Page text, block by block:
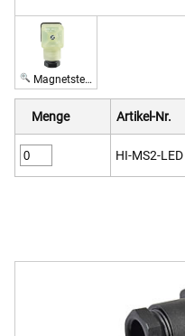
Magnetstecker mit Leuchtdiode
Menge Artikel-Nr.
HI-MS2-LED